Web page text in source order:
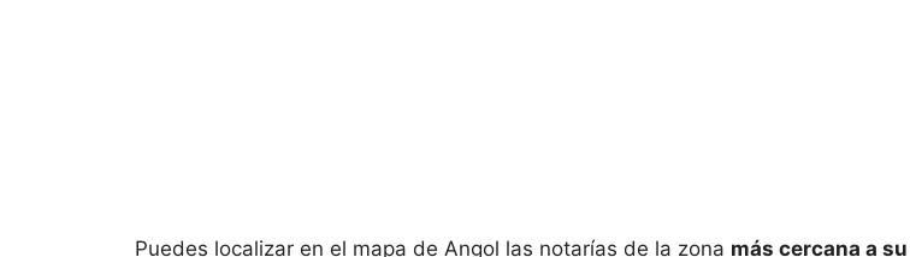
Puedes localizar en el mapa de Angol las notarías de la zona más cercana a